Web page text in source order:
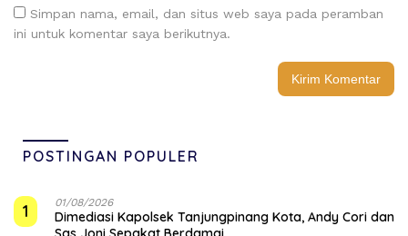
Simpan nama, email, dan situs web saya pada peramban
ini untuk komentar saya berikutnya.
POSTINGAN POPULER
1 01/08/2026
Dimediasi Kapolsek Tanjungpinang Kota, Andy Cori dan